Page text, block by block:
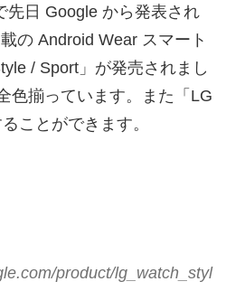
先日 Google から発表され
の Android Wear スマート
/ Sport」が発売されまし
色揃っています。また「LG
ことができます。
product/lg_watch_styl